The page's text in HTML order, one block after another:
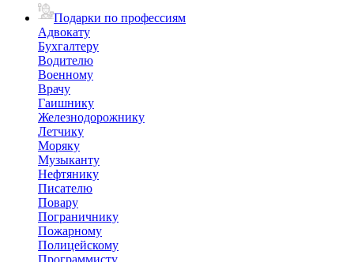
Подарки по профессиям
Адвокату
Бухгалтеру
Водителю
Военному
Врачу
Гаишнику
Железнодорожнику
Летчику
Моряку
Музыканту
Нефтянику
Писателю
Повару
Пограничнику
Пожарному
Полицейскому
Программисту